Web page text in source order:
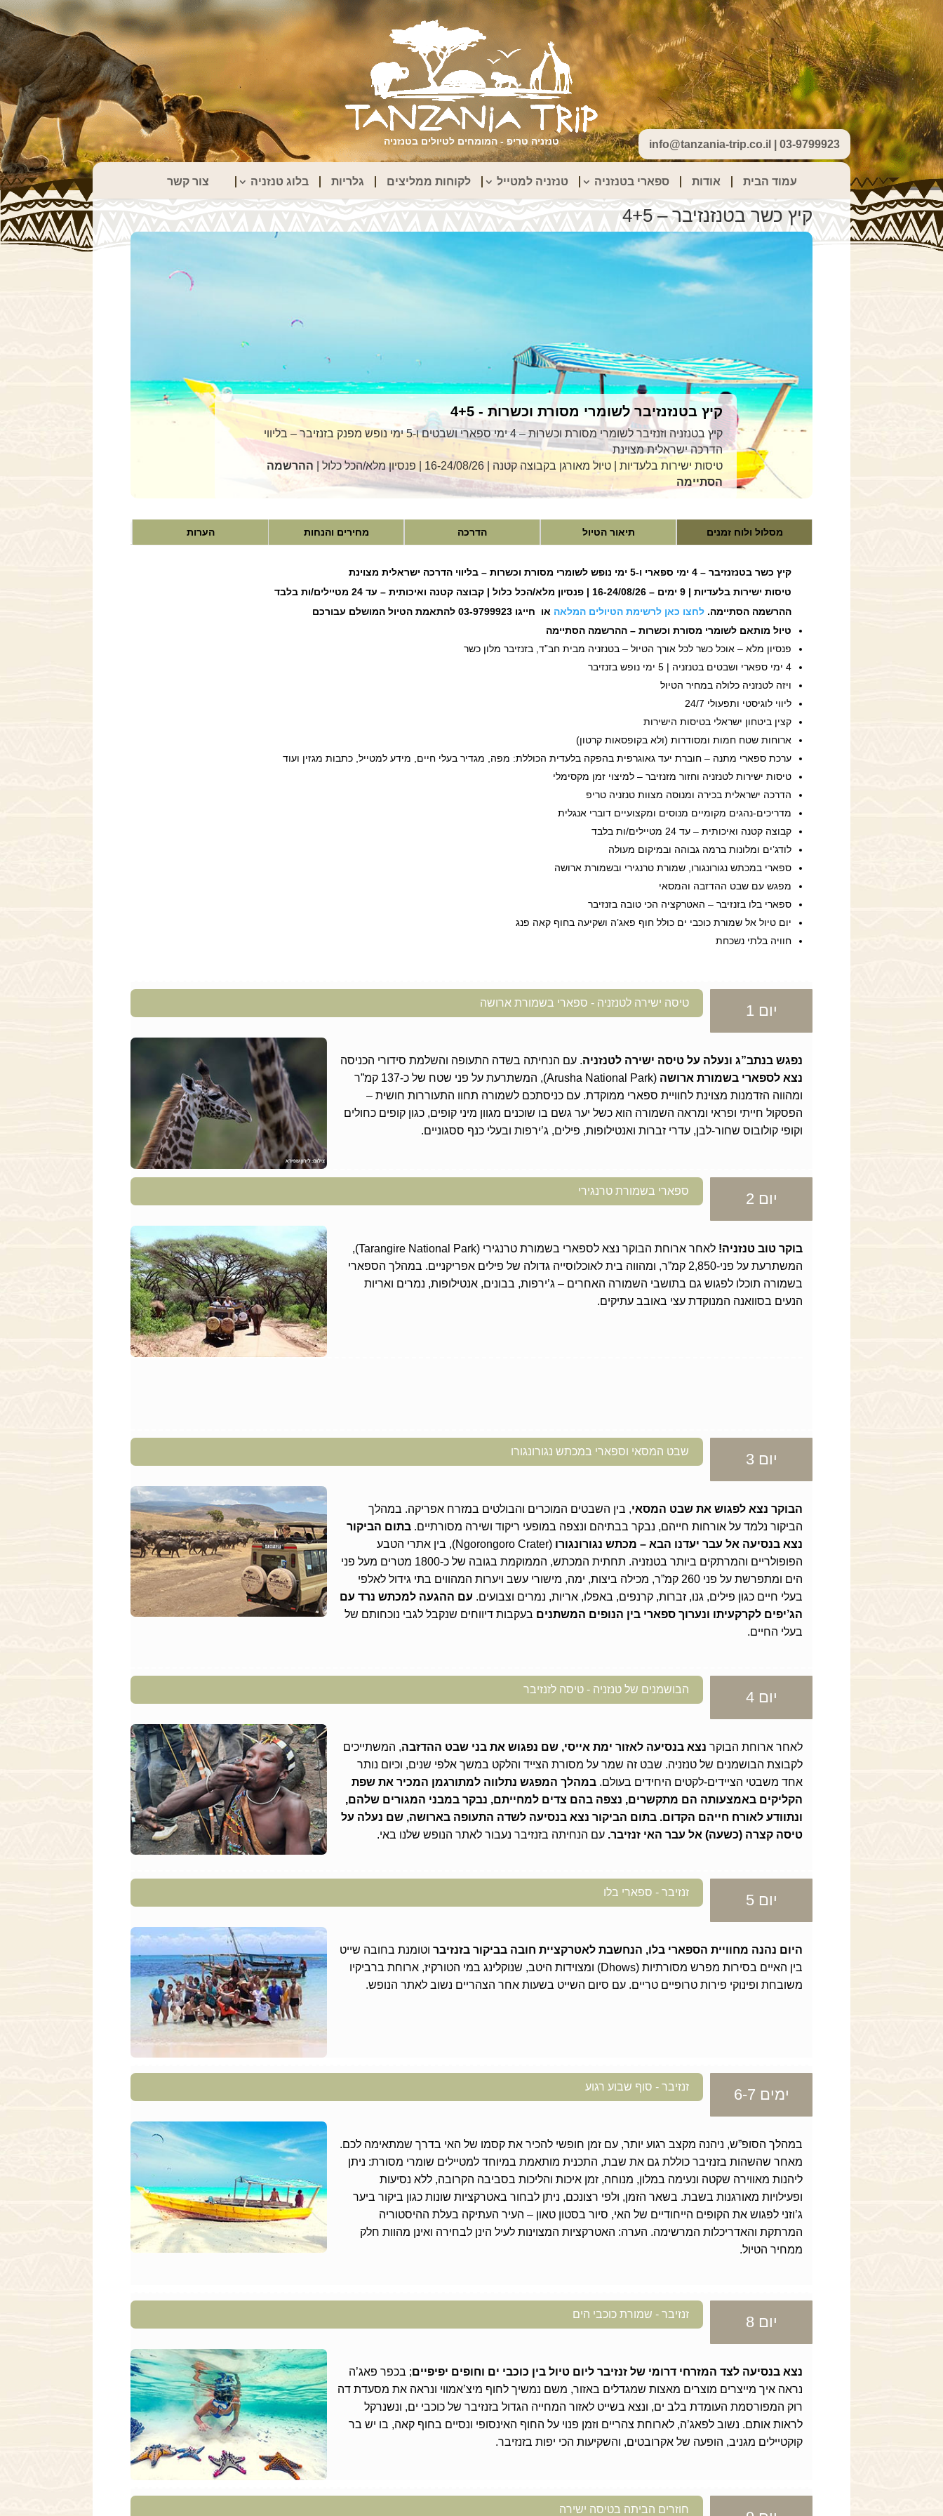
טנזניה טריפ - המומחים לטיולים בטנזניה info@tanzania-trip.co.il | 03-9799923
עמוד הבית אודות ספארי בטנזניה טנזניה למטייל לקוחות ממליצים גלריות בלוג טנזניה צור קשר
קיץ כשר בטנזנזיבר – 4+5
קיץ בטנזנזיבר לשומרי מסורת וכשרות - 4+5
קיץ בטנזניה וזנזיבר לשומרי מסורת וכשרות – 4 ימי ספארי ושבטים ו-5 ימי נופש מפנק בזנזיבר – בליווי
הדרכה ישראלית מצוינת
טיסות ישירות בלעדיות | טיול מאורגן בקבוצה קטנה | 16-24/08/26 | פנסיון מלא/הכל כלול |
ההרשמה
הסתיימה
מסלול ולוח זמנים תיאור הטיול הדרכה מחירים והנחות הערות
קיץ כשר בטנזנזיבר – 4 ימי ספארי ו-5 ימי נופש לשומרי מסורת וכשרות – בליווי הדרכה ישראלית מצוינת
טיסות ישירות בלעדיות | 9 ימים – 16-24/08/26 | פנסיון מלא/הכל כלול | קבוצה קטנה ואיכותית – עד 24 מטיילים/ות בלבד
ההרשמה הסתיימה. לחצו כאן לרשימת הטיולים המלאה או חייגו 03-9799923 להתאמת הטיול המושלם עבורכם
טיול מותאם לשומרי מסורת וכשרות – ההרשמה הסתיימה
פנסיון מלא – אוכל כשר לכל אורך הטיול – בטנזניה מבית חב”ד, בזנזיבר מלון כשר
4 ימי ספארי ושבטים בטנזניה | 5 ימי נופש בזנזיבר
ויזה לטנזניה כלולה במחיר הטיול
ליווי לוגיסטי ותפעולי 24/7
קצין ביטחון ישראלי בטיסות הישירות
ארוחות שטח חמות ומסודרות (ולא בקופסאות קרטון)
ערכת ספארי מתנה – חוברת יעד גאוגרפית בהפקה בלעדית הכוללת: מפה, מגדיר בעלי חיים, מידע למטייל, כתבות מגזין ועוד
טיסות ישירות לטנזניה וחזור מזנזיבר – למיצוי זמן מקסימלי
הדרכה ישראלית בכירה ומנוסה מצוות טנזניה טריפ
מדריכים-נהגים מקומיים מנוסים ומקצועיים דוברי אנגלית
קבוצה קטנה ואיכותית – עד 24 מטיילים/ות בלבד
לודג’ים ומלונות ברמה גבוהה ובמיקום מעולה
ספארי במכתש נגורונגורו, שמורת טרנגירי ובשמורת ארושה
מפגש עם שבט ההדזבה והמסאי
ספארי בלו בזנזיבר – האטרקציה הכי טובה בזנזיבר
יום טיול אל שמורת כוכבי ים כולל חוף פאג’ה ושקיעה בחוף קאה פנג
חוויה בלתי נשכחת
טיסה ישירה לטנזניה - ספארי בשמורת ארושה יום 1
נפגש בנתב”ג ונעלה על טיסה ישירה לטנזניה. עם הנחיתה בשדה התעופה והשלמת סידורי הכניסה
נצא לספארי בשמורת ארושה
(Arusha National Park), המשתרעת על פני שטח של כ-137 קמ”ר
ומהווה הזדמנות מצוינת לחוויית ספארי ממוקדת. עם כניסתכם לשמורה תחוו התעוררות חושית –
הפסקול חייתי ופראי ומראה השמורה הוא כשל יער גשם בו שוכנים מגוון מיני קופים, כגון קופים כחולים
וקופי קולובוס שחור-לבן, עדרי זברות ואנטילופות, פילים, ג’ירפות ובעלי כנף ססגוניים.
ספארי בשמורת טרנגירי יום 2
בוקר טוב טנזניה!
לאחר ארוחת הבוקר נצא לספארי בשמורת טרנגירי (Tarangire National Park),
המשתרעת על פני-2,850 קמ”ר, ומהווה בית לאוכלוסייה גדולה של פילים אפריקניים. במהלך הספארי
בשמורה תוכלו לפגוש גם בתושבי השמורה האחרים – ג’ירפות, בבונים, אנטילופות, נמרים ואריות
הנעים בסוואנה המנוקדת עצי באובב עתיקים.
שבט המסאי וספארי במכתש נגורונגורו יום 3
הבוקר נצא לפגוש את שבט המסאי, בין השבטים המוכרים והבולטים במזרח אפריקה. במהלך
הביקור נלמד על אורחות חייהם, נבקר בבתיהם ונצפה במופעי ריקוד ושירה מסורתיים. בתום הביקור
נצא בנסיעה אל עבר יעדנו הבא – מכתש נגורונגורו
(Ngorongoro Crater), בין אתרי הטבע
הפופולריים והמרתקים ביותר בטנזניה. תחתית המכתש, הממוקמת בגובה של כ-1800 מטרים מעל פני
הים ומתפרשת על פני 260 קמ”ר, מכילה ביצות, ימה, מישורי עשב ויערות המהווים בתי גידול לאלפי
בעלי חיים כגון פילים, גנו, זברות, קרנפים, באפלו, אריות, נמרים וצבועים. עם ההגעה למכתש נרד עם
הג’יפים לקרקעיתו ונערוך ספארי בין הנופים המשתנים בעקבות דיווחים שנקבל לגבי נוכחותם של
בעלי החיים.
הבושמנים של טנזניה - טיסה לזנזיבר יום 4
לאחר ארוחת הבוקר נצא בנסיעה לאזור ימת אייסי, שם נפגוש את בני שבט ההדזבה, המשתייכים
לקבוצת הבושמנים של טנזניה. שבט זה שמר על מסורת הצייד והלקט במשך אלפי שנים, וכיום נותר
אחד משבטי הציידים-לקטים היחידים בעולם. במהלך המפגש נתלווה למתורגמן המכיר את שפת
הקליקים באמצעותה הם מתקשרים, נצפה בהם צדים למחייתם, נבקר במבני המגורים שלהם,
ונתוודע לאורח חייהם הקדום. בתום הביקור נצא בנסיעה לשדה התעופה בארושה, שם נעלה על
טיסה קצרה (כשעה) אל עבר האי זנזיבר. עם הנחיתה בזנזיבר נעבור לאתר הנופש שלנו באי.
זנזיבר - ספארי בלו יום 5
היום נהנה מחוויית הספארי בלו, הנחשבת לאטרקציית חובה בביקור בזנזיבר וטומנת בחובה שייט
בין האיים בסירות מפרש מסורתיות (Dhows) ומצוידות היטב, שנוקלינג במי הטורקיז, ארוחת ברביקיו
משובחת ופינוקי פירות טרופיים טריים. עם סיום השייט בשעות אחר הצהריים נשוב לאתר הנופש.
זנזיבר - סוף שבוע רגוע ימים 6-7
במהלך הסופ”ש, ניהנה מקצב רגוע יותר, עם זמן חופשי להכיר את קסמו של האי בדרך שמתאימה לכם.
מאחר שהשהות בזנזיבר כוללת גם את שבת, התכנית מותאמת במיוחד למטיילים שומרי מסורת: ניתן
ליהנות מאווירה שקטה ונעימה במלון, מנוחה, זמן איכות והליכות בסביבה הקרובה, ללא נסיעות
ופעילויות מאורגנות בשבת. בשאר הזמן, ולפי רצונכם, ניתן לבחור באטרקציות שונות כגון ביקור ביער
ג’וזני לפגוש את הקופים הייחודיים של האי, סיור בסטון טאון – העיר העתיקה בעלת ההיסטוריה
המרתקת והאדריכלות המרשימה. הערה: האטרקציות המצוינות לעיל הינן לבחירה ואינן מהוות חלק
ממחיר הטיול.
זנזיבר - שמורת כוכבי הים יום 8
נצא בנסיעה לצד המזרחי דרומי של זנזיבר ליום טיול בין כוכבי ים וחופים יפיפיים; בכפר פאג’ה
נראה איך מייצרים מוצרים מאצות שמגדלים באזור, משם נמשיך לחוף מיצ’אמווי ונראה את מסעדת דה
רוק המפורסמת העומדת בלב ים, ונצא בשייט לאזור המחייה הגדול בזנזיבר של כוכבי ים, ונשנרקל
לראות אותם. נשוב לפאג’ה, לארוחת צהריים וזמן פנוי על החוף האינסופי ונסיים בחוף קאה, בו יש בר
קוקטיילים מגניב, הופעה של אקרובטים, והשקיעות הכי יפות בזנזיבר.
חוזרים הביתה בטיסה ישירה